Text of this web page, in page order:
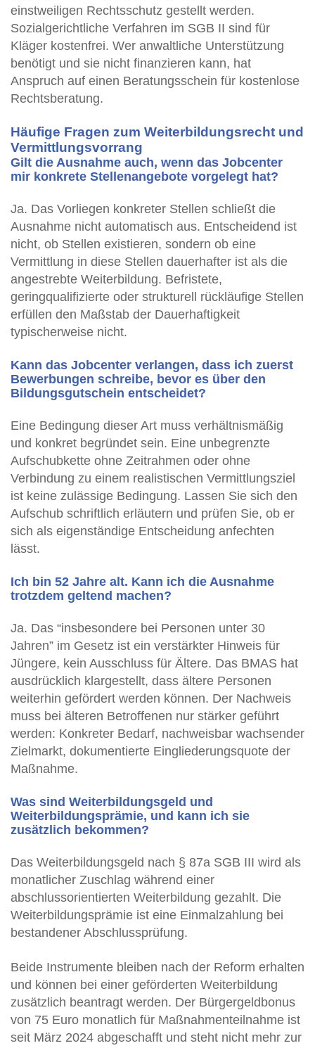
einstweiligen Rechtsschutz gestellt werden.
Sozialgerichtliche Verfahren im SGB II sind für
Kläger kostenfrei. Wer anwaltliche Unterstützung
benötigt und sie nicht finanzieren kann, hat
Anspruch auf einen Beratungsschein für kostenlose
Rechtsberatung.
Häufige Fragen zum Weiterbildungsrecht und
Vermittlungsvorrang
Gilt die Ausnahme auch, wenn das Jobcenter
mir konkrete Stellenangebote vorgelegt hat?
Ja. Das Vorliegen konkreter Stellen schließt die
Ausnahme nicht automatisch aus. Entscheidend ist
nicht, ob Stellen existieren, sondern ob eine
Vermittlung in diese Stellen dauerhafter ist als die
angestrebte Weiterbildung. Befristete,
geringqualifizierte oder strukturell rückläufige Stellen
erfüllen den Maßstab der Dauerhaftigkeit
typischerweise nicht.
Kann das Jobcenter verlangen, dass ich zuerst
Bewerbungen schreibe, bevor es über den
Bildungsgutschein entscheidet?
Eine Bedingung dieser Art muss verhältnismäßig
und konkret begründet sein. Eine unbegrenzte
Aufschubkette ohne Zeitrahmen oder ohne
Verbindung zu einem realistischen Vermittlungsziel
ist keine zulässige Bedingung. Lassen Sie sich den
Aufschub schriftlich erläutern und prüfen Sie, ob er
sich als eigenständige Entscheidung anfechten
lässt.
Ich bin 52 Jahre alt. Kann ich die Ausnahme
trotzdem geltend machen?
Ja. Das “insbesondere bei Personen unter 30
Jahren” im Gesetz ist ein verstärkter Hinweis für
Jüngere, kein Ausschluss für Ältere. Das BMAS hat
ausdrücklich klargestellt, dass ältere Personen
weiterhin gefördert werden können. Der Nachweis
muss bei älteren Betroffenen nur stärker geführt
werden: Konkreter Bedarf, nachweisbar wachsender
Zielmarkt, dokumentierte Eingliederungsquote der
Maßnahme.
Was sind Weiterbildungsgeld und
Weiterbildungsprämie, und kann ich sie
zusätzlich bekommen?
Das Weiterbildungsgeld nach § 87a SGB III wird als
monatlicher Zuschlag während einer
abschlussorientierten Weiterbildung gezahlt. Die
Weiterbildungsprämie ist eine Einmalzahlung bei
bestandener Abschlussprüfung.
Beide Instrumente bleiben nach der Reform erhalten
und können bei einer geförderten Weiterbildung
zusätzlich beantragt werden. Der Bürgergeldbonus
von 75 Euro monatlich für Maßnahmenteilnahme ist
seit März 2024 abgeschafft und steht nicht mehr zur